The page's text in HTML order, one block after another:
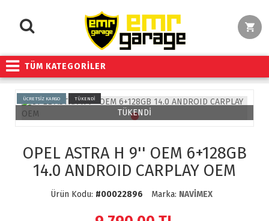
TÜM KATEGORİLER
ÜCRETSİZ KARGO TÜKENDİ
TÜKENDİ
OPEL ASTRA H 9'' OEM 6+128GB
14.0 ANDROID CARPLAY OEM
Ürün Kodu: #00022896 Marka: NAVİMEX